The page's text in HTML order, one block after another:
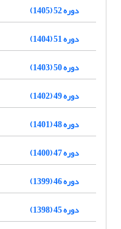
دوره 52 (1405)
دوره 51 (1404)
دوره 50 (1403)
دوره 49 (1402)
دوره 48 (1401)
دوره 47 (1400)
دوره 46 (1399)
دوره 45 (1398)